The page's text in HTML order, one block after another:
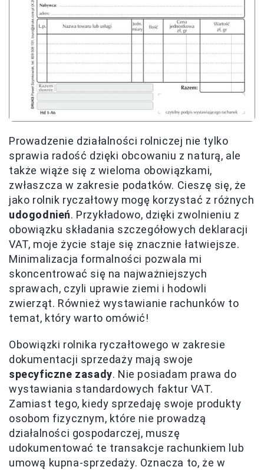
Prowadzenie działalności rolniczej nie tylko
sprawia radość dzięki obcowaniu z naturą, ale
także wiąże się z wieloma obowiązkami,
zwłaszcza w zakresie podatków. Cieszę się, że
jako rolnik ryczałtowy mogę korzystać z różnych
udogodnień. Przykładowo, dzięki zwolnieniu z
obowiązku składania szczegółowych deklaracji
VAT, moje życie staje się znacznie łatwiejsze.
Minimalizacja formalności pozwala mi
skoncentrować się na najważniejszych
sprawach, czyli uprawie ziemi i hodowli
zwierząt. Również wystawianie rachunków to
temat, który warto omówić!
Obowiązki rolnika ryczałtowego w zakresie
dokumentacji sprzedaży mają swoje
specyficzne zasady. Nie posiadam prawa do
wystawiania standardowych faktur VAT.
Zamiast tego, kiedy sprzedaję swoje produkty
osobom fizycznym, które nie prowadzą
działalności gospodarczej, muszę
udokumentować te transakcje rachunkiem lub
umową kupna-sprzedaży. Oznacza to, że w